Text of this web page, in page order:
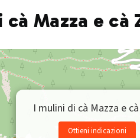
Mazza e cà
I mulini di cà Mazza e
Ottieni indicazioni